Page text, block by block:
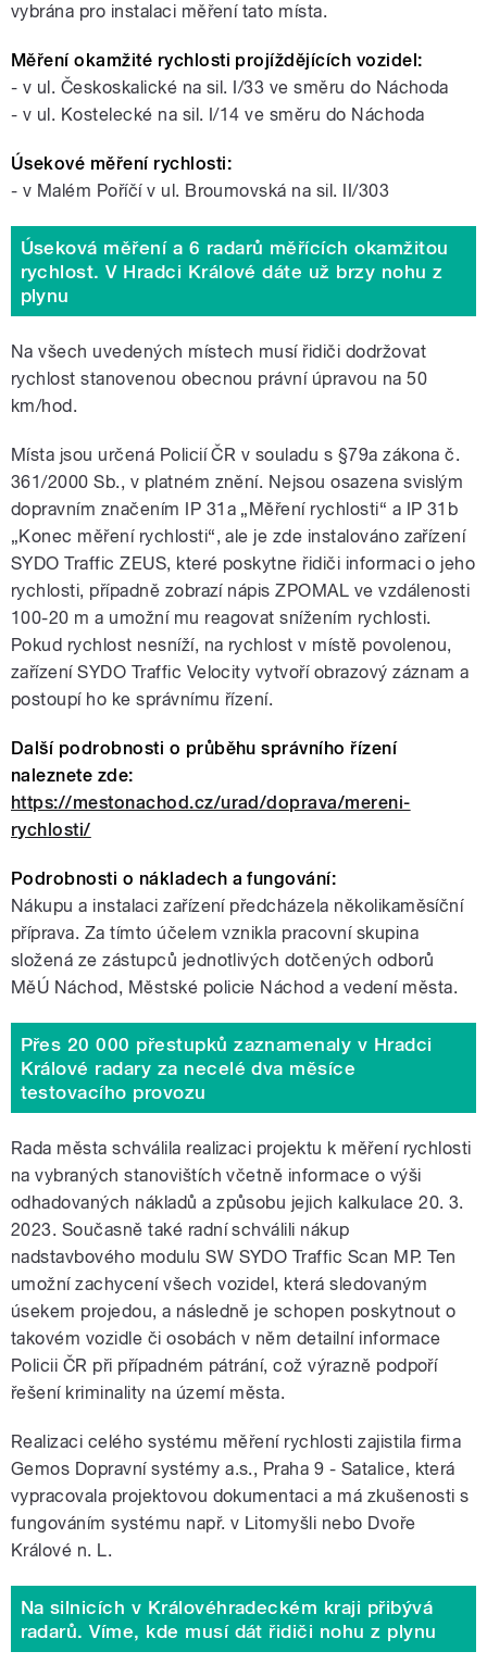
vybrána pro instalaci měření tato místa.
Měření okamžité rychlosti projíždějících vozidel:
- v ul. Českoskalické na sil. I/33 ve směru do Náchoda
- v ul. Kostelecké na sil. I/14 ve směru do Náchoda
Úsekové měření rychlosti:
- v Malém Poříčí v ul. Broumovská na sil. II/303
Úseková měření a 6 radarů měřících okamžitou
rychlost. V Hradci Králové dáte už brzy nohu z
plynu
Na všech uvedených místech musí řidiči dodržovat
rychlost stanovenou obecnou právní úpravou na 50
km/hod.
Místa jsou určená Policií ČR v souladu s §79a zákona č.
361/2000 Sb., v platném znění. Nejsou osazena svislým
dopravním značením IP 31a „Měření rychlosti“ a IP 31b
„Konec měření rychlosti“, ale je zde instalováno zařízení
SYDO Traffic ZEUS, které poskytne řidiči informaci o jeho
rychlosti, případně zobrazí nápis ZPOMAL ve vzdálenosti
100-20 m a umožní mu reagovat snížením rychlosti.
Pokud rychlost nesníží, na rychlost v místě povolenou,
zařízení SYDO Traffic Velocity vytvoří obrazový záznam a
postoupí ho ke správnímu řízení.
Další podrobnosti o průběhu správního řízení
naleznete zde:
https://mestonachod.cz/urad/doprava/mereni-
rychlosti/
Podrobnosti o nákladech a fungování:
Nákupu a instalaci zařízení předcházela několikaměsíční
příprava. Za tímto účelem vznikla pracovní skupina
složená ze zástupců jednotlivých dotčených odborů
MěÚ Náchod, Městské policie Náchod a vedení města.
Přes 20 000 přestupků zaznamenaly v Hradci
Králové radary za necelé dva měsíce
testovacího provozu
Rada města schválila realizaci projektu k měření rychlosti
na vybraných stanovištích včetně informace o výši
odhadovaných nákladů a způsobu jejich kalkulace 20. 3.
2023. Současně také radní schválili nákup
nadstavbového modulu SW SYDO Traffic Scan MP. Ten
umožní zachycení všech vozidel, která sledovaným
úsekem projedou, a následně je schopen poskytnout o
takovém vozidle či osobách v něm detailní informace
Policii ČR při případném pátrání, což výrazně podpoří
řešení kriminality na území města.
Realizaci celého systému měření rychlosti zajistila firma
Gemos Dopravní systémy a.s., Praha 9 - Satalice, která
vypracovala projektovou dokumentaci a má zkušenosti s
fungováním systému např. v Litomyšli nebo Dvoře
Králové n. L.
Na silnicích v Královéhradeckém kraji přibývá
radarů. Víme, kde musí dát řidiči nohu z plynu